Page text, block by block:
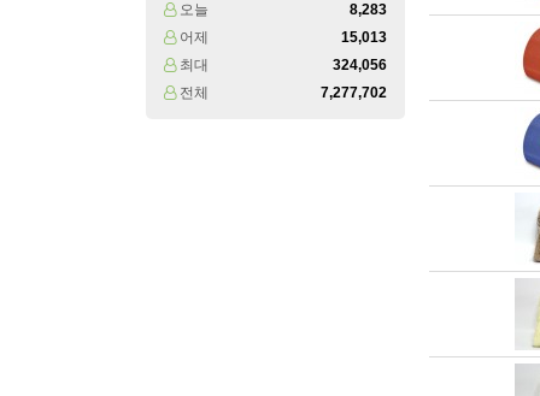
오늘
8,283
어제
15,013
최대
324,056
전체
7,277,702